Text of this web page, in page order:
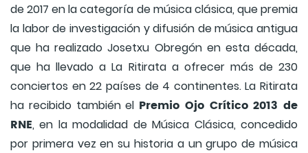
de 2017 en la categoría de música clásica, que premia
la labor de investigación y difusión de música antigua
que ha realizado Josetxu Obregón en esta década,
que ha llevado a La Ritirata a ofrecer más de 230
conciertos en 22 países de 4 continentes. La Ritirata
ha recibido también el Premio Ojo Crítico 2013 de
RNE, en la modalidad de Música Clásica, concedido
por primera vez en su historia a un grupo de música